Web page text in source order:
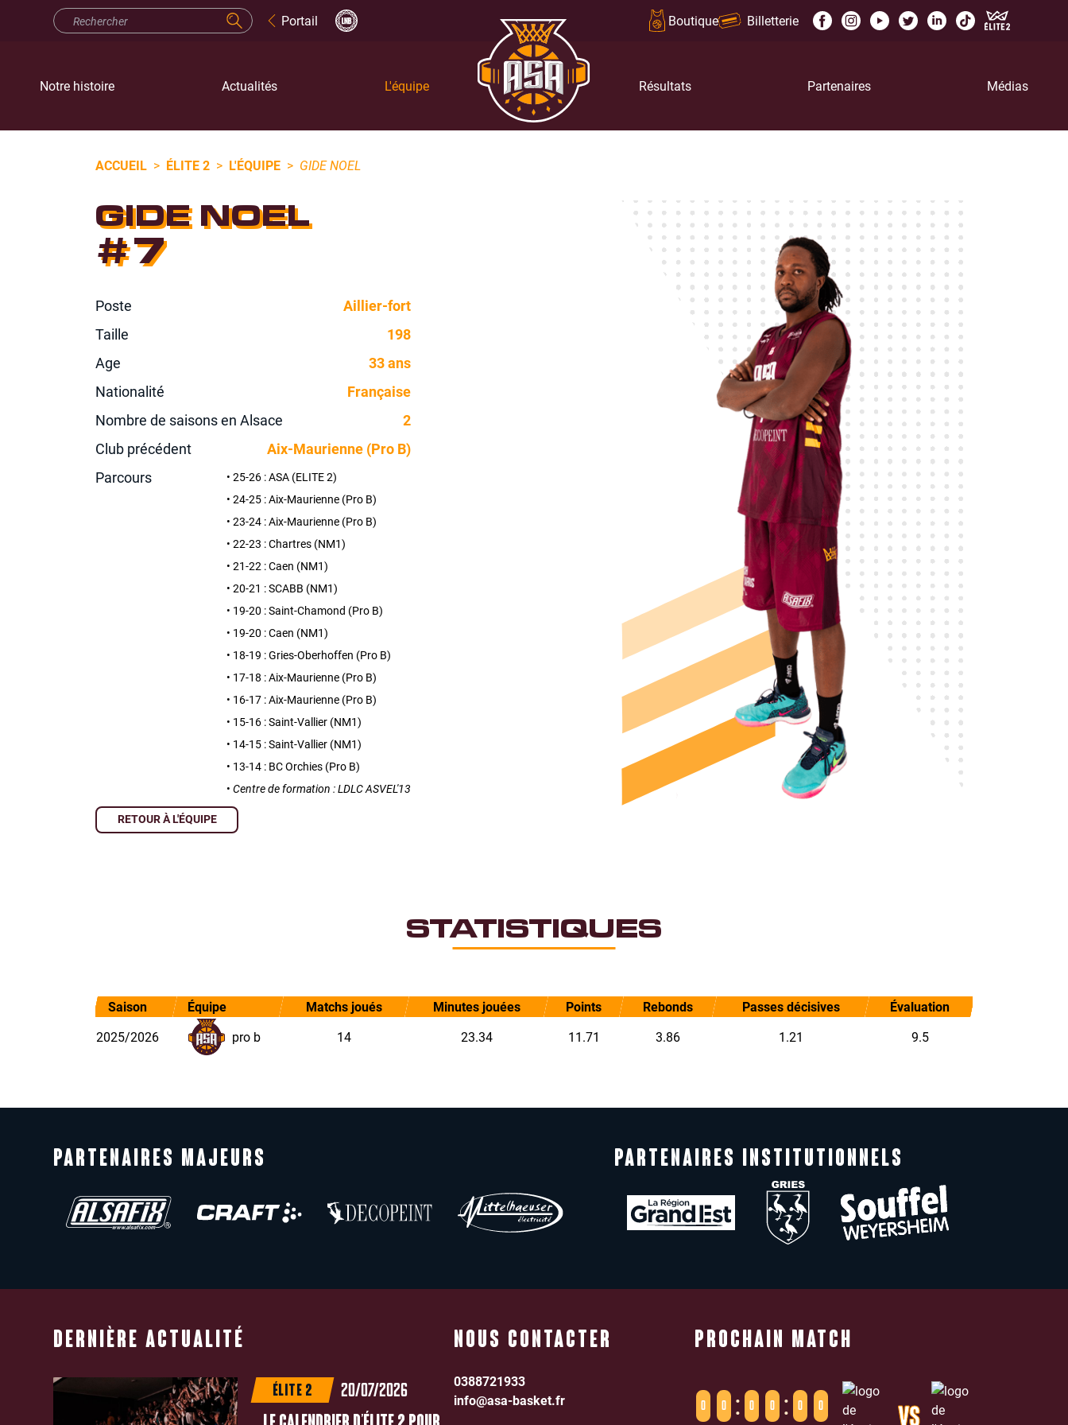
Portail Boutique Billetterie
Notre histoire Actualités L'équipe Résultats Partenaires Médias
ACCUEIL > ÉLITE 2 > L'ÉQUIPE > GIDE NOEL
GIDE NOEL
#7
Poste
Aillier-fort
Taille
198
Age
33 ans
Nationalité
Française
Nombre de saisons en Alsace
2
Club précédent
Aix-Maurienne (Pro B)
Parcours
• 25-26 : ASA (ELITE 2)
• 24-25 : Aix-Maurienne (Pro B)
• 23-24 : Aix-Maurienne (Pro B)
• 22-23 : Chartres (NM1)
• 21-22 : Caen (NM1)
• 20-21 : SCABB (NM1)
• 19-20 : Saint-Chamond (Pro B)
• 19-20 : Caen (NM1)
• 18-19 : Gries-Oberhoffen (Pro B)
• 17-18 : Aix-Maurienne (Pro B)
• 16-17 : Aix-Maurienne (Pro B)
• 15-16 : Saint-Vallier (NM1)
• 14-15 : Saint-Vallier (NM1)
• 13-14 : BC Orchies (Pro B)
•Centre de formation : LDLC ASVEL'13
RETOUR À L'ÉQUIPE
STATISTIQUES
Saison Équipe Matchs joués Minutes jouées Points Rebonds Passes décisives
Évaluation
2025/2026
pro b 14 23.34 11.71 3.86 1.21 9.5
PARTENAIRES MAJEURS PARTENAIRES INSTITUTIONNELS
DERNIÈRE ACTUALITÉ
ÉLITE 2 20/07/2026
NOUS CONTACTER
0388721933
info@asa-basket.fr
PROCHAIN MATCH
0 0 : 0 0 : 0 0